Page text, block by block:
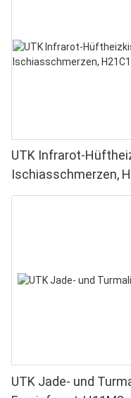
UTK Infrarot-
Ischiasschmerzen,
UTK Jade- und